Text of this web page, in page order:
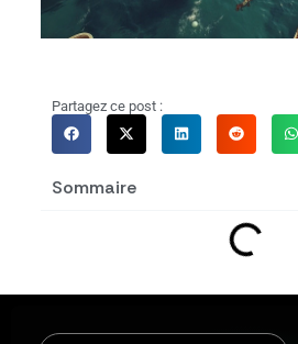
Partagez ce post :
Sommaire